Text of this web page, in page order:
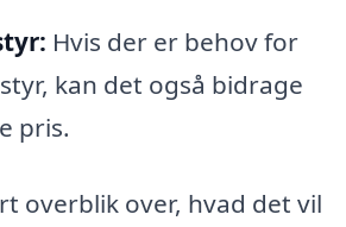
Hvis der er behov for
kan det også bidrage
pris.
overblik over, hvad det vil